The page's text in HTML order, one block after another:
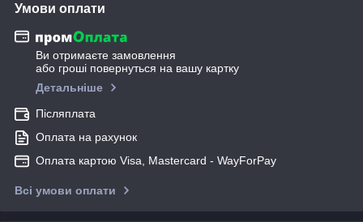
Умови оплати
Ви отримаєте замовлення
або гроші повернуться на вашу картку
Детальніше
Післяплата
Оплата на рахунок
Оплата картою Visa, Mastercard - WayForPay
Всі умови оплати